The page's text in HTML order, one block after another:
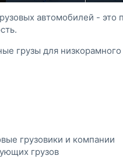
автомобилей - это
грузы для
грузовики и компании
грузов